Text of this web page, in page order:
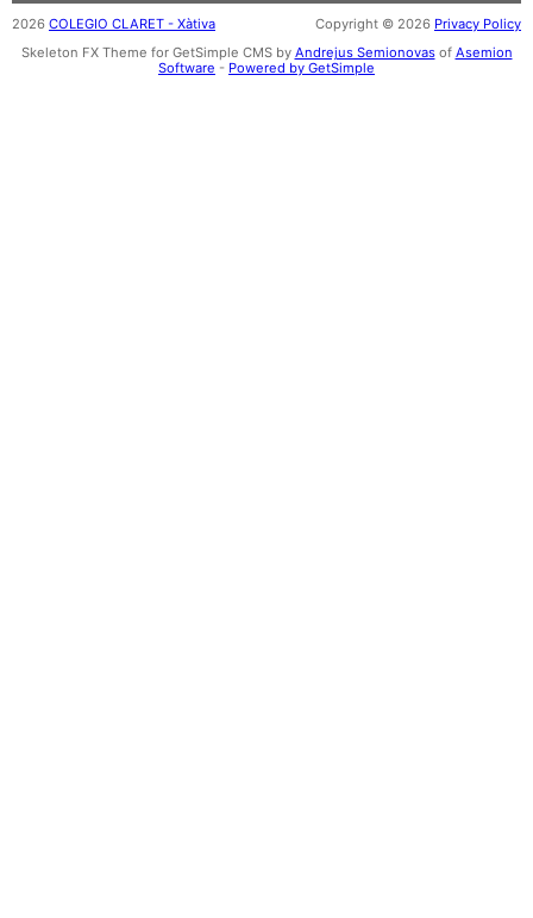
2026 COLEGIO CLARET - Xàtiva Copyright © 2026 Privacy Policy
Skeleton FX Theme for GetSimple CMS by Andrejus Semionovasof Asemion
Software - Powered by GetSimple